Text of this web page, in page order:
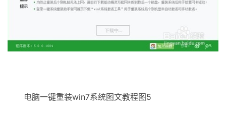
电脑一键重装win7系统图文教程图5